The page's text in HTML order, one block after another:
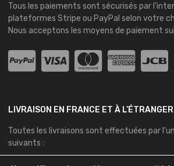
Tous les paiements sont sécurisés par
plateformes Stripe ou PayPal selon votre
Nous acceptons les moyens de paiement
LIVRAISON EN FRANCE ET À L’ÉTRANGER
Toutes les livraisons sont effectuées par
suivants :